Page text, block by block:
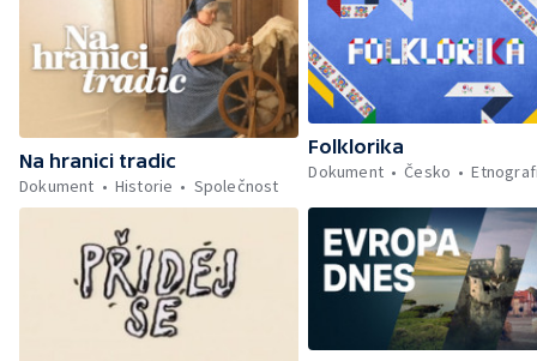
Na hranici tradic
Dokument
Historie Společnost
Folklorika
Dokument
Česko